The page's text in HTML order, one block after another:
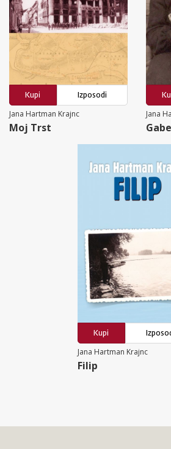
Kupi
Izposodi
Jana Hartman Krajnc
Moj Trst
Jana
Kupi
Jana Hartman Krajnc
Filip